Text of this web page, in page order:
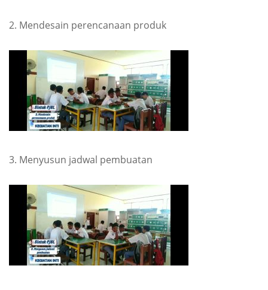
2. Mendesain perencanaan produk
3. Menyusun jadwal pembuatan